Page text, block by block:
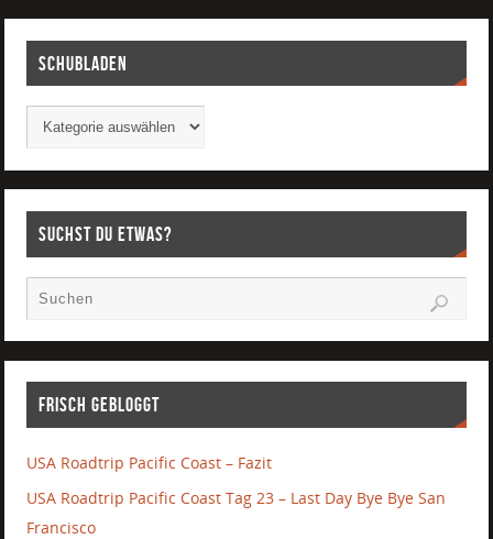
Schubladen
Suchst Du etwas?
Frisch gebloggt
USA Roadtrip Pacific Coast – Fazit
USA Roadtrip Pacific Coast Tag 23 – Last Day Bye Bye San
Francisco